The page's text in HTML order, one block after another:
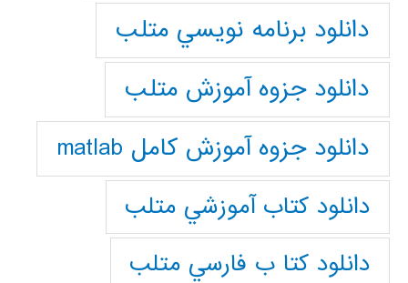
دانلود برنامه نويسي متلب
دانلود جزوه آموزش متلب
دانلود جزوه آموزش کامل matlab
دانلود كتاب آموزشي متلب
دانلود كتا ب فارسي متلب